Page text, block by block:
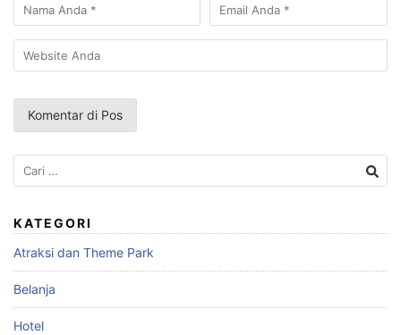
Cari
untuk:
KATEGORI
Atraksi dan Theme Park
Belanja
Hotel